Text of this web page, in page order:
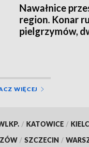
Nawałnice
region. Konar
pielgrzymów,
WIĘCEJ
/ KATOWICE /
/ SZCZECIN /